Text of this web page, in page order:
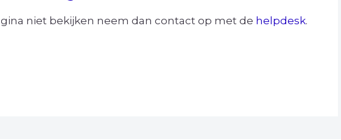
niet bekijken neem dan contact op met de helpdesk.